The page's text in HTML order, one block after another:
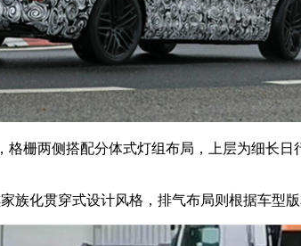
两侧搭配分体式灯组布局，上层为细长日
化贯穿式设计风格，排气布局则根据车型版